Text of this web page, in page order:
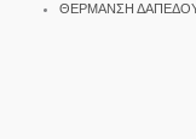
ΘΕΡΜΑΝΣΗ